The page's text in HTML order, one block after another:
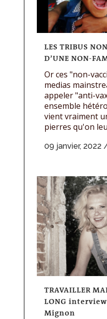
LES TRIBUS
D’UNE NON-
Or ces "non-
medias
appeler "anti-
ensemble
vient vraiment
pierres qu'on
09 janvier, 2022
TRAVAILLER
LONG
Mignon